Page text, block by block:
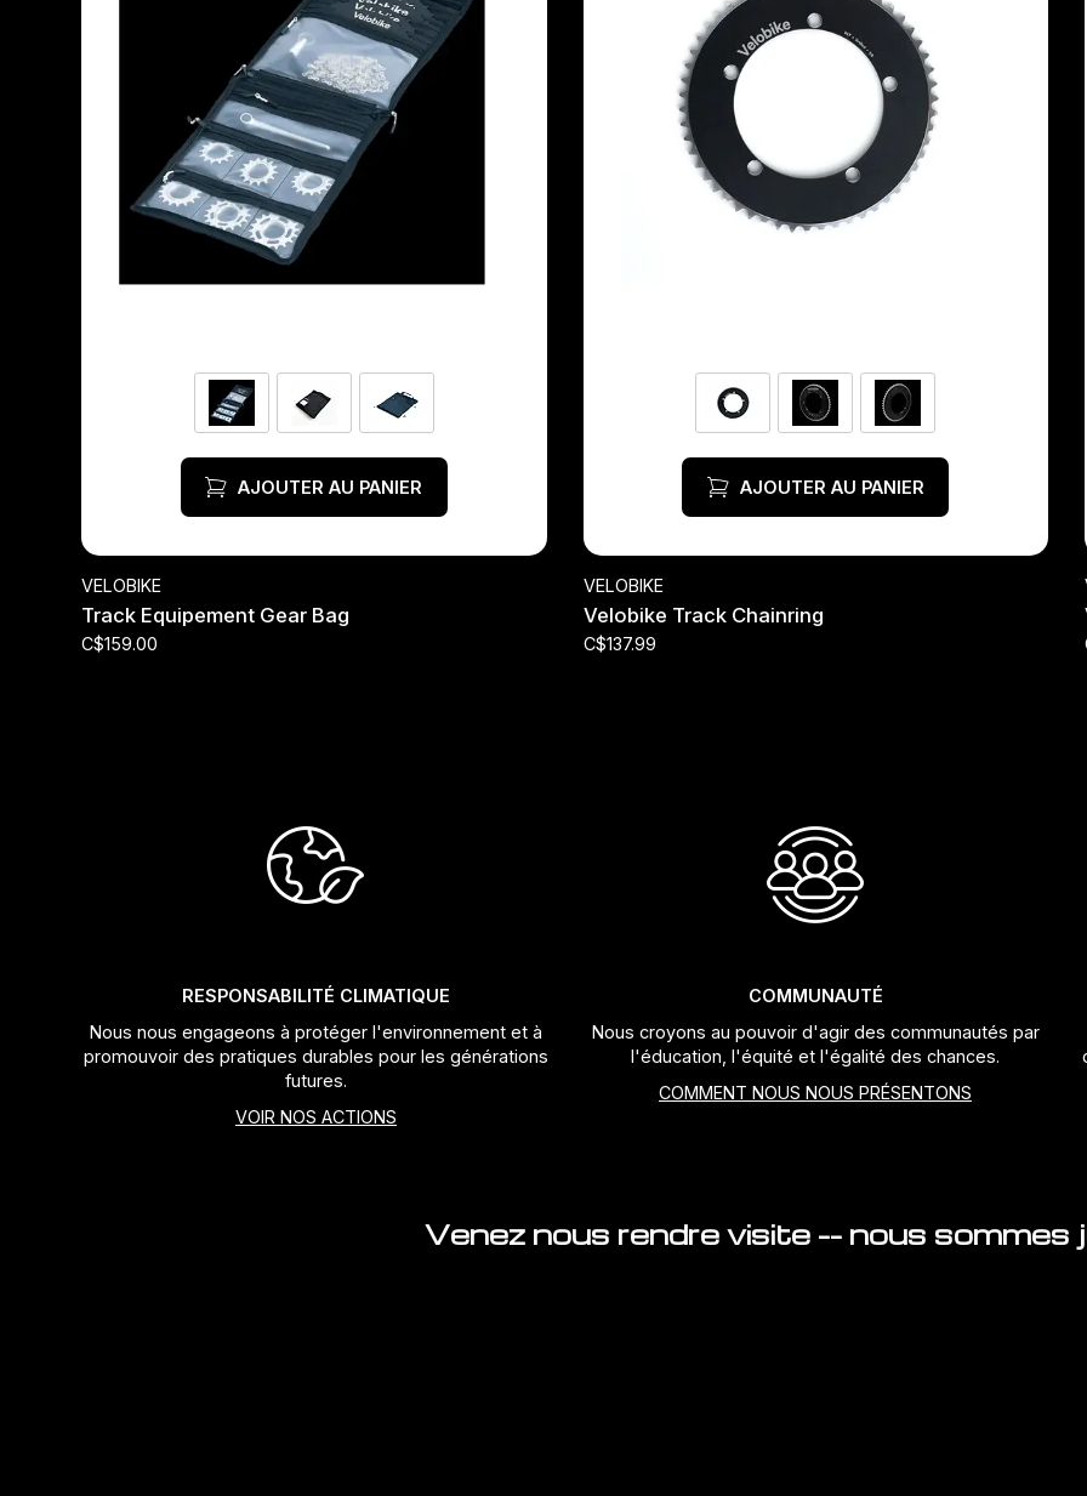
AJOUTER AU PANIER
VELOBIKE
Track Equipement Gear Bag
C$159.00
AJOUTER AU PANIER
VELOBIKE
Velobike Track Chainring
C$137.99
RESPONSABILITÉ CLIMATIQUE
Nous nous engageons à protéger l'environnement et à
promouvoir des pratiques durables pour les générations
futures.
VOIR NOS ACTIONS
COMMUNAUTÉ
Nous croyons au pouvoir d'agir des communautés par
l'éducation, l'équité et l'égalité des chances.
COMMENT NOUS NOUS PRÉSENTONS
Venez nous rendre visite -- nous sommes